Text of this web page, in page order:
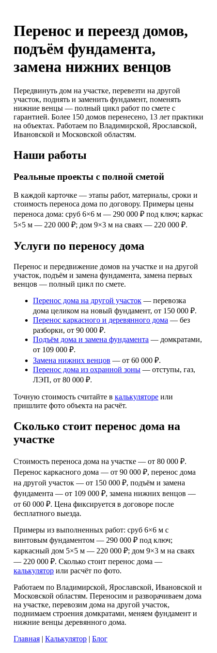
Перенос и переезд домов,
подъём фундамента,
замена нижних венцов
Передвинуть дом на участке, перевезти на другой
участок, поднять и заменить фундамент, поменять
нижние венцы — полный цикл работ по смете с
гарантией. Более 150 домов перенесено, 13 лет практики
на объектах. Работаем по Владимирской, Ярославской,
Ивановской и Московской областям.
Наши работы
Реальные проекты с полной сметой
В каждой карточке — этапы работ, материалы, сроки и
стоимость переноса дома по договору. Примеры цены
переноса дома: сруб 6×6 м — 290 000 ₽ под ключ; каркас
5×5 м — 220 000 ₽; дом 9×3 м на сваях — 220 000 ₽.
Услуги по переносу дома
Перенос и передвижение домов на участке и на другой
участок, подъём и замена фундамента, замена первых
венцов — полный цикл по смете.
Перенос дома на другой участок — перевозка
дома целиком на новый фундамент, от 150 000 ₽.
Перенос каркасного и деревянного дома — без
разборки, от 90 000 ₽.
Подъём дома и замена фундамента — домкратами,
от 109 000 ₽.
Замена нижних венцов — от 60 000 ₽.
Перенос дома из охранной зоны — отступы, газ,
ЛЭП, от 80 000 ₽.
Точную стоимость считайте в калькуляторе или
пришлите фото объекта на расчёт.
Сколько стоит перенос дома на
участке
Стоимость переноса дома на участке — от 80 000 ₽.
Перенос каркасного дома — от 90 000 ₽, перенос дома
на другой участок — от 150 000 ₽, подъём и замена
фундамента — от 109 000 ₽, замена нижних венцов —
от 60 000 ₽. Цена фиксируется в договоре после
бесплатного выезда.
Примеры из выполненных работ: сруб 6×6 м с
винтовым фундаментом — 290 000 ₽ под ключ;
каркасный дом 5×5 м — 220 000 ₽; дом 9×3 м на сваях
— 220 000 ₽. Сколько стоит перенос дома —
калькулятор или расчёт по фото.
Работаем по Владимирской, Ярославской, Ивановской и
Московской областям. Переносим и разворачиваем дома
на участке, перевозим дома на другой участок,
поднимаем строения домкратами, меняем фундамент и
нижние венцы деревянного дома.
Главная | Калькулятор | Блог